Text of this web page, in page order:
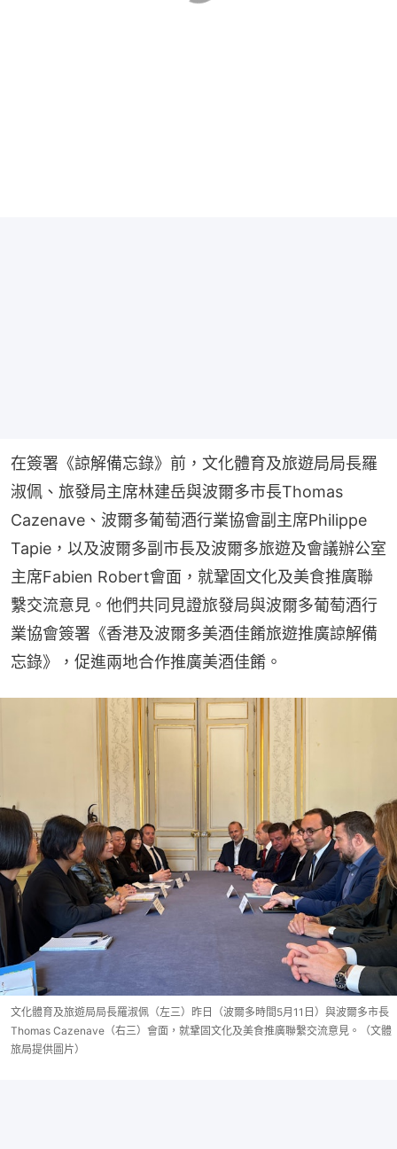
在簽署《諒解備忘錄》前，文化體育及旅遊局局長羅
淑佩、旅發局主席林建岳與波爾多市長Thomas
Cazenave、波爾多葡萄酒行業協會副主席Philippe
Tapie，以及波爾多副市長及波爾多旅遊及會議辦公室
主席Fabien Robert會面，就鞏固文化及美食推廣聯
繫交流意見。他們共同見證旅發局與波爾多葡萄酒行
業協會簽署《香港及波爾多美酒佳餚旅遊推廣諒解備
忘錄》，促進兩地合作推廣美酒佳餚。
文化體育及旅遊局局長羅淑佩（左三）昨日（波爾多時間5月11日）與波爾多市長
Thomas Cazenave（右三）會面，就鞏固文化及美食推廣聯繫交流意見。（文體
旅局提供圖片）